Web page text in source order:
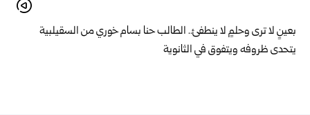
بعينٍ لا ترى وحلمٍ لا ينطفئ.. الطالب حنا بسام خوري من السقيلبية
يتحدى ظروفه ويتفوق في الثانوية